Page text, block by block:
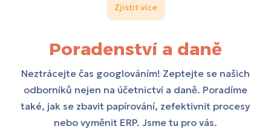
Zjistit více
Poradenství a daně
Neztrácejte čas googlováním! Zeptejte se našich
odborníků nejen na účetnictví a daně. Poradíme
také, jak se zbavit papírování, zefektivnit procesy
nebo vyměnit ERP. Jsme tu pro vás.